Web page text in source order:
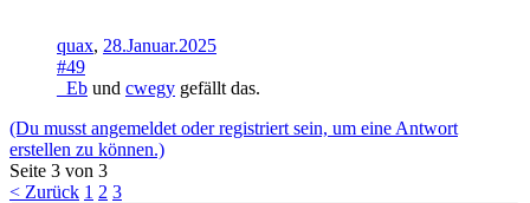
quax, 28.Januar.2025
#49
_Eb und cwegy gefällt das.
(Du musst angemeldet oder registriert sein, um eine Antwort
erstellen zu können.)
Seite 3 von 3
< Zurück 1 2 3